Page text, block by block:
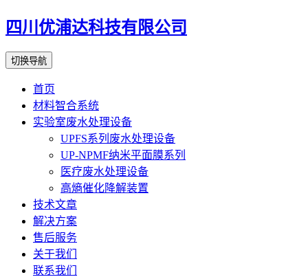
四川优浦达科技有限公司
切换导航
首页
材料智合系统
实验室废水处理设备
UPFS系列废水处理设备
UP-NPMF纳米平面膜系列
医疗废水处理设备
高熵催化降解装置
技术文章
解决方案
售后服务
关于我们
联系我们